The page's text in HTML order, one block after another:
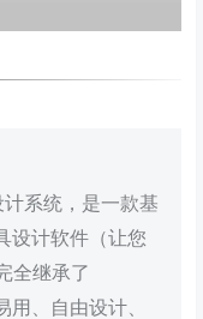
系统，是一款基
设计软件（让您
全继承了
用、自由设计、